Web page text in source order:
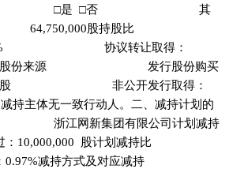
理人员 □是 □否 其
股持股比
议转让取得：
持股股份来源 发行股份购买
股 非公开发行取得：
主体无一致行动人。二、减持计划的
浙江网新集团有限公司计划减持
股计划减持比
减持方式及对应减持